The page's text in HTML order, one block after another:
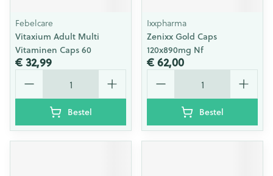
Febelcare
Vitaxium Adult Multi
Vitaminen Caps 60
€ 32,99
Aantal
Bestel
Ixxpharma
Zenixx Gold Caps
120x890mg Nf
€ 62,00
Aantal
Bestel